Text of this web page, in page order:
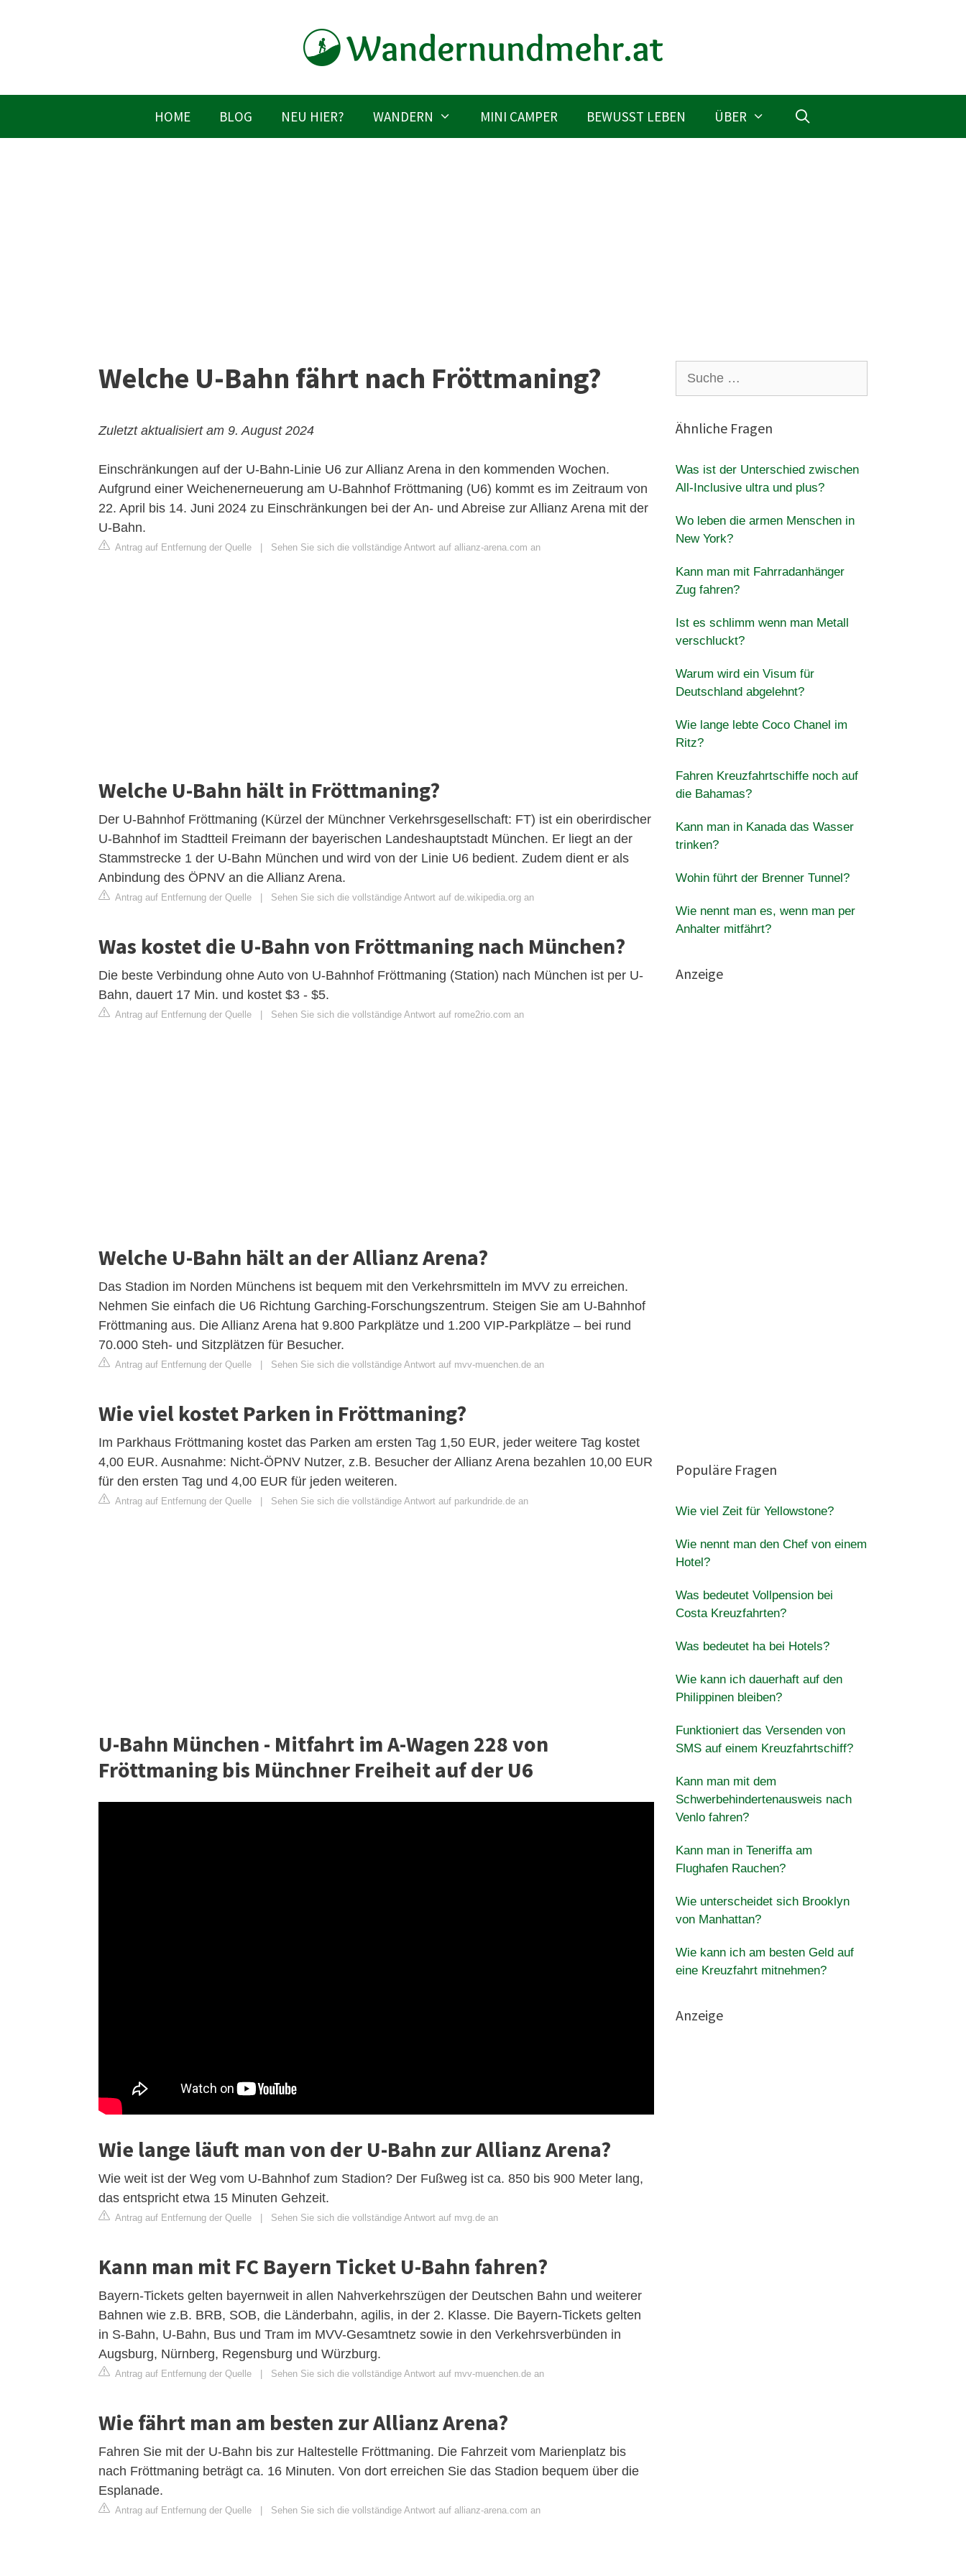
HOME BLOG NEU HIER? WANDERN MINI CAMPER BEWUSST LEBEN ÜBER
Welche U-Bahn fährt nach Fröttmaning?
Zuletzt aktualisiert am 9. August 2024
Einschränkungen auf der U-Bahn-Linie U6 zur Allianz Arena in den kommenden Wochen.
Aufgrund einer Weichenerneuerung am U-Bahnhof Fröttmaning (U6) kommt es im Zeitraum von
22. April bis 14. Juni 2024 zu Einschränkungen bei der An- und Abreise zur Allianz Arena mit der
U-Bahn.
Antrag auf Entfernung der Quelle Sehen Sie sich die vollständige Antwort auf allianz-arena.com an
Welche U-Bahn hält in Fröttmaning?
Der U-Bahnhof Fröttmaning (Kürzel der Münchner Verkehrsgesellschaft: FT) ist ein oberirdischer
U-Bahnhof im Stadtteil Freimann der bayerischen Landeshauptstadt München. Er liegt an der
Stammstrecke 1 der U-Bahn München und wird von der Linie U6 bedient. Zudem dient er als
Anbindung des ÖPNV an die Allianz Arena.
Antrag auf Entfernung der Quelle Sehen Sie sich die vollständige Antwort auf de.wikipedia.org an
Was kostet die U-Bahn von Fröttmaning nach München?
Die beste Verbindung ohne Auto von U-Bahnhof Fröttmaning (Station) nach München ist per U-
Bahn, dauert 17 Min. und kostet $3 - $5.
Antrag auf Entfernung der Quelle Sehen Sie sich die vollständige Antwort auf rome2rio.com an
Welche U-Bahn hält an der Allianz Arena?
Das Stadion im Norden Münchens ist bequem mit den Verkehrsmitteln im MVV zu erreichen.
Nehmen Sie einfach die U6 Richtung Garching-Forschungszentrum. Steigen Sie am U-Bahnhof
Fröttmaning aus. Die Allianz Arena hat 9.800 Parkplätze und 1.200 VIP-Parkplätze – bei rund
70.000 Steh- und Sitzplätzen für Besucher.
Antrag auf Entfernung der Quelle Sehen Sie sich die vollständige Antwort auf mvv-muenchen.de an
Wie viel kostet Parken in Fröttmaning?
Im Parkhaus Fröttmaning kostet das Parken am ersten Tag 1,50 EUR, jeder weitere Tag kostet
4,00 EUR. Ausnahme: Nicht-ÖPNV Nutzer, z.B. Besucher der Allianz Arena bezahlen 10,00 EUR
für den ersten Tag und 4,00 EUR für jeden weiteren.
Antrag auf Entfernung der Quelle Sehen Sie sich die vollständige Antwort auf parkundride.de an
U-Bahn München - Mitfahrt im A-Wagen 228 von
Fröttmaning bis Münchner Freiheit auf der U6
Wie lange läuft man von der U-Bahn zur Allianz Arena?
Wie weit ist der Weg vom U-Bahnhof zum Stadion? Der Fußweg ist ca. 850 bis 900 Meter lang,
das entspricht etwa 15 Minuten Gehzeit.
Antrag auf Entfernung der Quelle | Sehen Sie sich die vollständige Antwort auf mvg.de an
Kann man mit FC Bayern Ticket U-Bahn fahren?
Bayern-Tickets gelten bayernweit in allen Nahverkehrszügen der Deutschen Bahn und weiterer
Bahnen wie z.B. BRB, SOB, die Länderbahn, agilis, in der 2. Klasse. Die Bayern-Tickets gelten
in S-Bahn, U-Bahn, Bus und Tram im MVV-Gesamtnetz sowie in den Verkehrsverbünden in
Augsburg, Nürnberg, Regensburg und Würzburg.
Antrag auf Entfernung der Quelle | Sehen Sie sich die vollständige Antwort auf mvv-muenchen.de an
Wie fährt man am besten zur Allianz Arena?
Fahren Sie mit der U-Bahn bis zur Haltestelle Fröttmaning. Die Fahrzeit vom Marienplatz bis
nach Fröttmaning beträgt ca. 16 Minuten. Von dort erreichen Sie das Stadion bequem über die
Esplanade.
Antrag auf Entfernung der Quelle | Sehen Sie sich die vollständige Antwort auf allianz-arena.com an
nach:
Ähnliche Fragen
Was ist der Unterschied zwischen
All-Inclusive ultra und plus?
Wo leben die armen Menschen in
New York?
Kann man mit Fahrradanhänger
Zug fahren?
Ist es schlimm wenn man Metall
verschluckt?
Warum wird ein Visum für
Deutschland abgelehnt?
Wie lange lebte Coco Chanel im
Ritz?
Fahren Kreuzfahrtschiffe noch auf
die Bahamas?
Kann man in Kanada das Wasser
trinken?
Wohin führt der Brenner Tunnel?
Wie nennt man es, wenn man per
Anhalter mitfährt?
Anzeige
Populäre Fragen
Wie viel Zeit für Yellowstone?
Wie nennt man den Chef von einem
Hotel?
Was bedeutet Vollpension bei
Costa Kreuzfahrten?
Was bedeutet ha bei Hotels?
Wie kann ich dauerhaft auf den
Philippinen bleiben?
Funktioniert das Versenden von
SMS auf einem Kreuzfahrtschiff?
Kann man mit dem
Schwerbehindertenausweis nach
Venlo fahren?
Kann man in Teneriffa am
Flughafen Rauchen?
Wie unterscheidet sich Brooklyn
von Manhattan?
Wie kann ich am besten Geld auf
eine Kreuzfahrt mitnehmen?
Anzeige